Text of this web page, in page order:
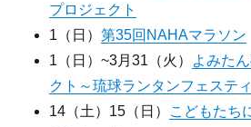
プロジェクト
1（日）第35回NAHAマラソン
1（日）~3月31（火） よみた
クト～琉球ランタンフェステ
14（土）15（日） こどもたち